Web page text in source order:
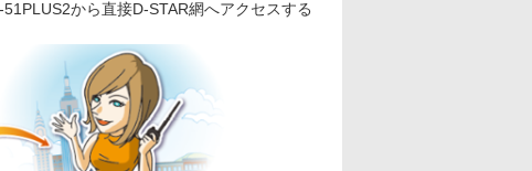
から直接D-STAR網へアクセスする